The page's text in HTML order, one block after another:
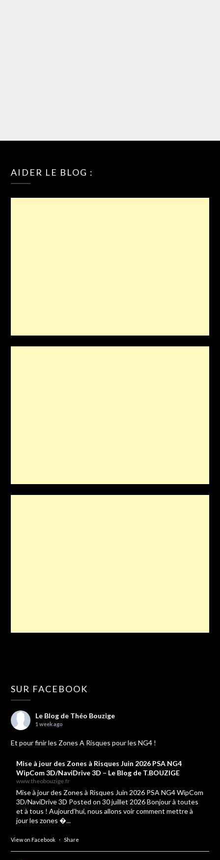
AIDER LE BLOG :
SUR FACEBOOK
Le Blog de Théo Bouzige
1 week ago
Et pour finir les Zones A Risques pour les NG4 !
Mise à jour des Zones à Risques Juin 2026 PSA NG4
WipCom 3D/NaviDrive 3D – Le Blog de T.BOUZIGE
www.theobouzige.fr
Mise à jour des Zones à Risques Juin 2026 PSA NG4 WipCom
3D/NaviDrive 3D Posted on 30 juillet 2026 Bonjour à toutes
et à tous ! Aujourd’hui, nous allons voir comment mettre à
jour les zones �...
View on Facebook · Share